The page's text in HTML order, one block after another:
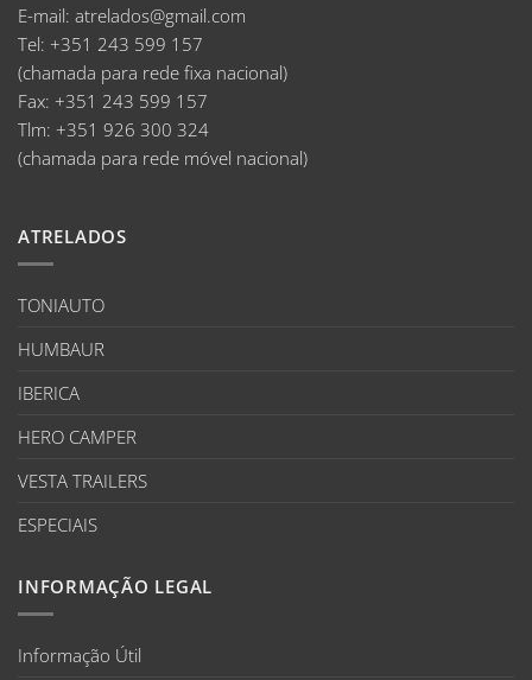
E-mail: atrelados@gmail.com
Tel: +351 243 599 157
(chamada para rede fixa nacional)
Fax: +351 243 599 157
Tlm: +351 926 300 324
(chamada para rede móvel nacional)
ATRELADOS
TONIAUTO
HUMBAUR
IBERICA
HERO CAMPER
VESTA TRAILERS
ESPECIAIS
INFORMAÇÃO LEGAL
Informação Útil